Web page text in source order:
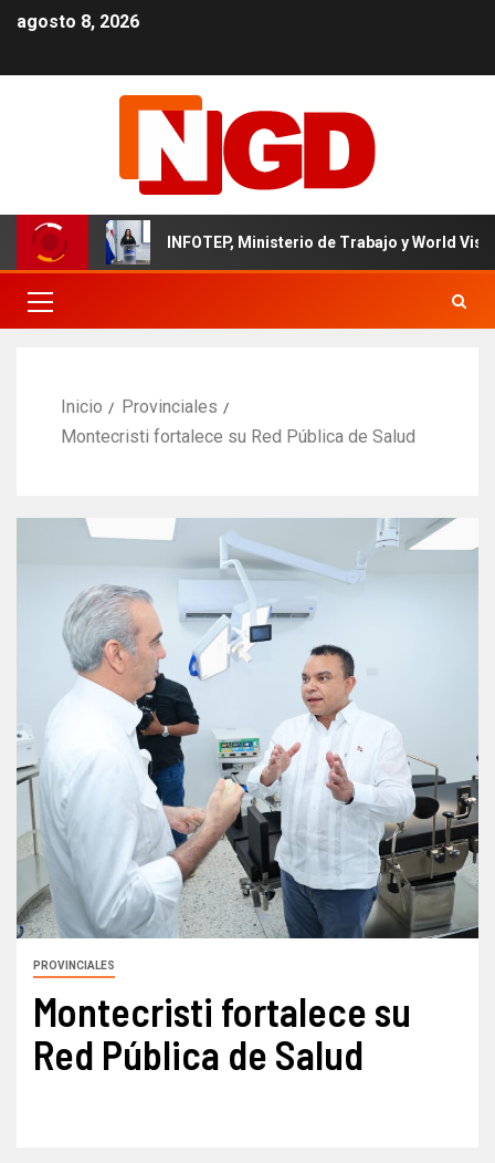
agosto 8, 2026
INFOTEP, Ministerio de Trabajo y World Vision
Inicio
Provinciales
Montecristi fortalece su Red Pública de Salud
PROVINCIALES
Montecristi fortalece su
Red Pública de Salud